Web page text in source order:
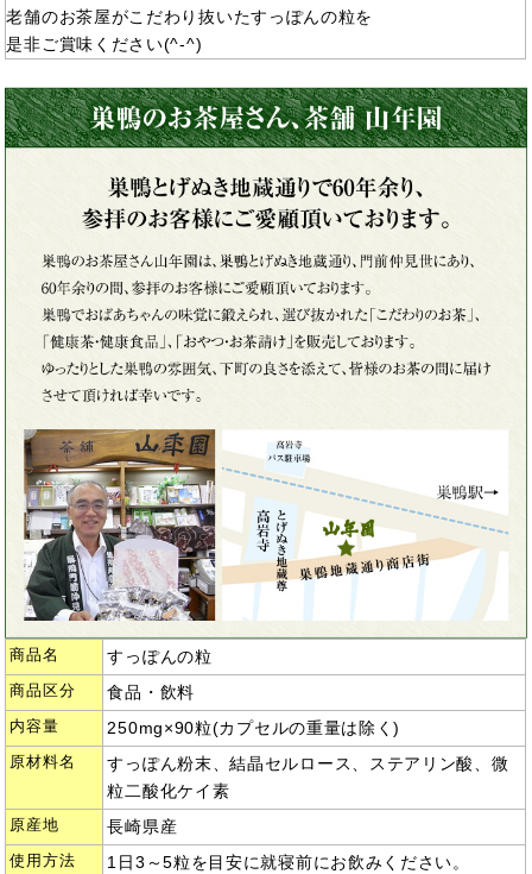
老舗のお茶屋がこだわり抜いたすっぽんの粒を
是非ご賞味ください(^-^)
商品名 すっぽんの粒
商品区分 食品・飲料
内容量 250mg×90粒(カプセルの重量は除く)
原材料名
すっぽん粉末、結晶セルロース、ステアリン酸、微
粒二酸化ケイ素
原産地 長崎県産
使用方法 1日3～5粒を目安に就寝前にお飲みください。